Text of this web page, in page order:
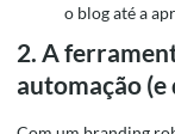
o blog até a
2. A
automação